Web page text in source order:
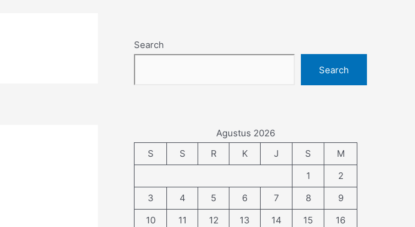
Search
Search
Agustus 2026
S
S R K J S
M
1
2
3
4 5 6 7 8
9
10
11 12 13 14 15
16